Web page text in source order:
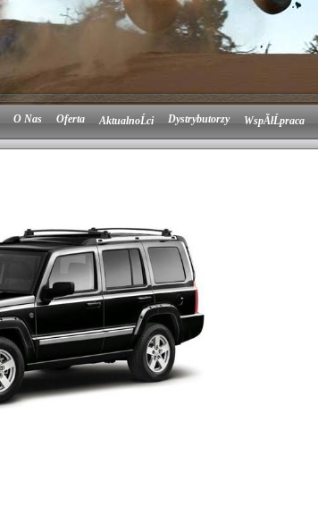
WspĂłĹpraca
Dystrybutorzy
AktualnoĹci
Oferta
O Nas